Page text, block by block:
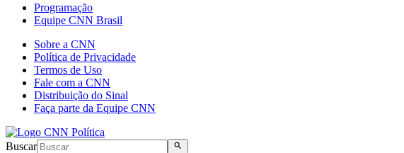
Programação
Equipe CNN Brasil
Sobre a CNN
Política de Privacidade
Termos de Uso
Fale com a CNN
Distribuição do Sinal
Faça parte da Equipe CNN
Buscar